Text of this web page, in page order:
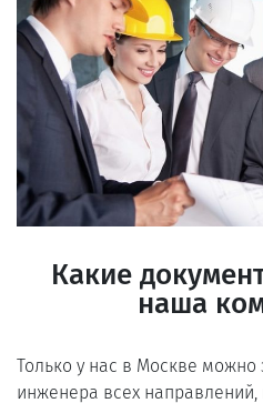
Какие
наша
Только у нас в Москве можно
инженера всех